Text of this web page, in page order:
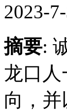
2023-
摘要:
龙口
向，